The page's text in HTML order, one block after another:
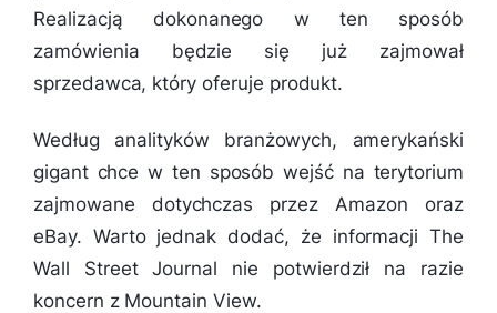
Realizacją dokonanego w ten sposób
zamówienia będzie się już zajmował
sprzedawca, który oferuje produkt.
Według analityków branżowych, amerykański
gigant chce w ten sposób wejść na terytorium
zajmowane dotychczas przez Amazon oraz
eBay. Warto jednak dodać, że informacji The
Wall Street Journal nie potwierdził na razie
koncern z Mountain View.